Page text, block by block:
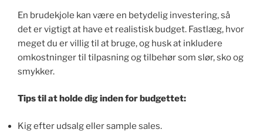
En brudekjole kan være en betydelig investering, så
det er vigtigt at have et realistisk budget. Fastlæg, hvor
meget du er villig til at bruge, og husk at inkludere
omkostninger til tilpasning og tilbehør som slør, sko og
smykker.
Tips til at holde dig inden for budgettet:
Kig efter udsalg eller sample sales.